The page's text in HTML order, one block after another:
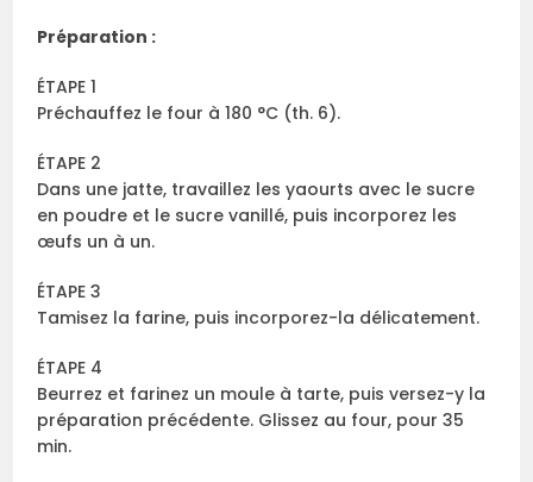
Préparation :
ÉTAPE 1
Préchauffez le four à 180 °C (th. 6).
ÉTAPE 2
Dans une jatte, travaillez les yaourts avec le sucre
en poudre et le sucre vanillé, puis incorporez les
œufs un à un.
ÉTAPE 3
Tamisez la farine, puis incorporez-la délicatement.
ÉTAPE 4
Beurrez et farinez un moule à tarte, puis versez-y la
préparation précédente. Glissez au four, pour 35
min.